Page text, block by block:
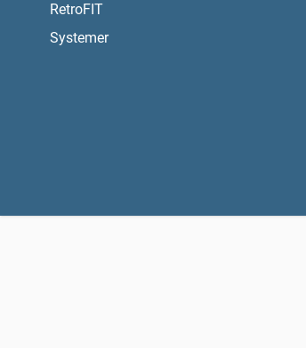
RetroFIT
Systemer